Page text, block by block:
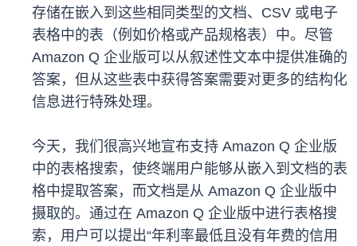
存储在嵌入到这些相同类型的文档、CSV 或电子
表格中的表（例如价格或产品规格表）中。尽管
Amazon Q 企业版可以从叙述性文本中提供准确的
答案，但从这些表中获得答案需要对更多的结构化
信息进行特殊处理。
今天，我们很高兴地宣布支持 Amazon Q 企业版
中的表格搜索，使终端用户能够从嵌入到文档的表
格中提取答案，而文档是从 Amazon Q 企业版中
摄取的。通过在 Amazon Q 企业版中进行表格搜
索，用户可以提出“年利率最低且没有年费的信用